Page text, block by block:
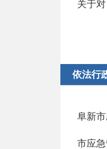
依法行
阜新
市应